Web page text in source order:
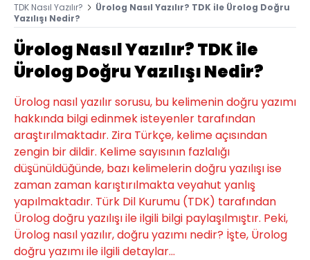
TDK Nasıl Yazılır?
Ürolog Nasıl Yazılır? TDK ile Ürolog Doğru
Yazılışı Nedir?
Ürolog Nasıl Yazılır? TDK ile
Ürolog Doğru Yazılışı Nedir?
Ürolog nasıl yazılır sorusu, bu kelimenin doğru yazımı
hakkında bilgi edinmek isteyenler tarafından
araştırılmaktadır. Zira Türkçe, kelime açısından
zengin bir dildir. Kelime sayısının fazlalığı
düşünüldüğünde, bazı kelimelerin doğru yazılışı ise
zaman zaman karıştırılmakta veyahut yanlış
yapılmaktadır. Türk Dil Kurumu (TDK) tarafından
Ürolog doğru yazılışı ile ilgili bilgi paylaşılmıştır. Peki,
Ürolog nasıl yazılır, doğru yazımı nedir? İşte, Ürolog
doğru yazımı ile ilgili detaylar...